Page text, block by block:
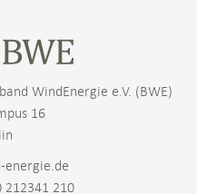
WindEnergie e.V. (BWE)
16
energie.de
212341 210